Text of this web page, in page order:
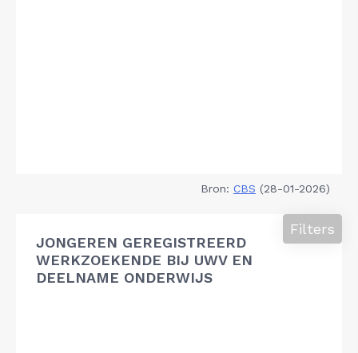
Bron: CBS (28-01-2026)
JONGEREN GEREGISTREERD
WERKZOEKENDE BIJ UWV EN
DEELNAME ONDERWIJS
Filters